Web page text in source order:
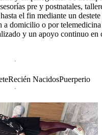
pre y postnatales,
el fin mediante un destete
a domicilio o por
y un apoyo continuo en
Recién NacidosPuerperio